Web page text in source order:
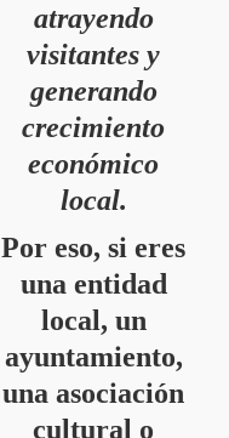
atrayendo
visitantes y
generando
crecimiento
económico
local.
Por eso, si eres
una entidad
local, un
ayuntamiento,
una asociación
cultural o